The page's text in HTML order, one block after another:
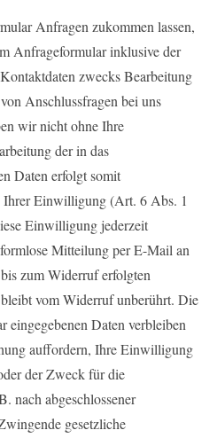
Anfragen zukommen lassen,
Anfrageformular inklusive der
zwecks Bearbeitung
Anschlussfragen bei uns
wir nicht ohne Ihre
der in das
Daten erfolgt somit
Ihrer Einwilligung (Art. 6 Abs. 1
Einwilligung jederzeit
Mitteilung per E-Mail an
zum Widerruf erfolgten
vom Widerruf unberührt. Die
Daten verbleiben
auffordern, Ihre Einwilligung
der Zweck für die
nach abgeschlossener
gesetzliche